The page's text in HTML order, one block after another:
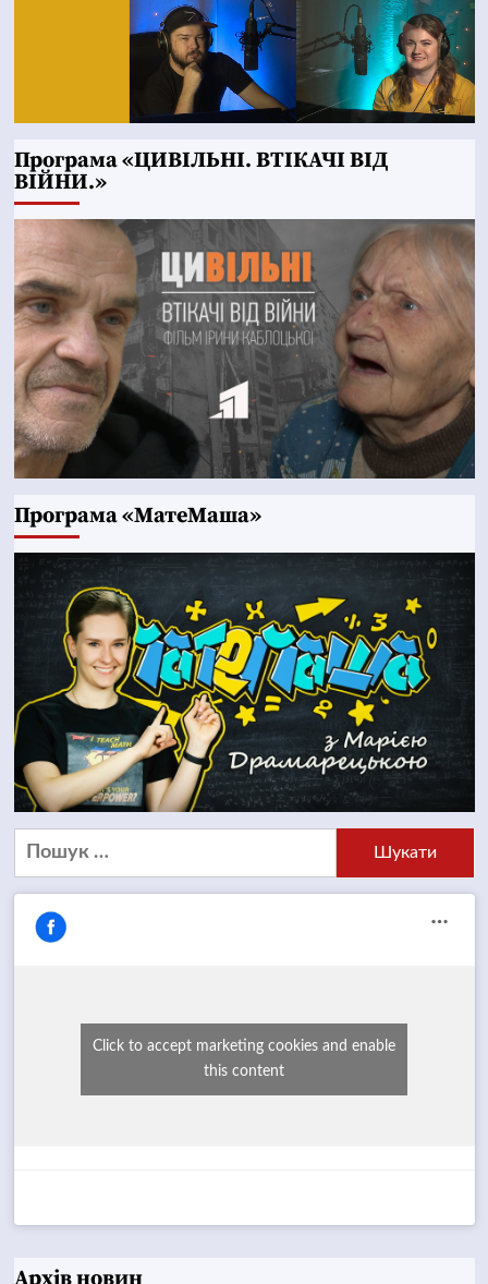
Програма «ЦИВІЛЬНІ. ВТІКАЧІ ВІД
ВІЙНИ.»
Програма «МатеМаша»
Пошук:
Click to accept marketing cookies and enable
this content